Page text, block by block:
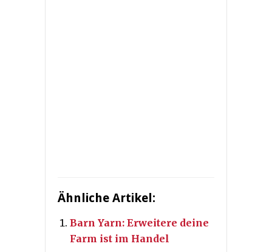
Ähnliche Artikel:
Barn Yarn: Erweitere deine
Farm ist im Handel